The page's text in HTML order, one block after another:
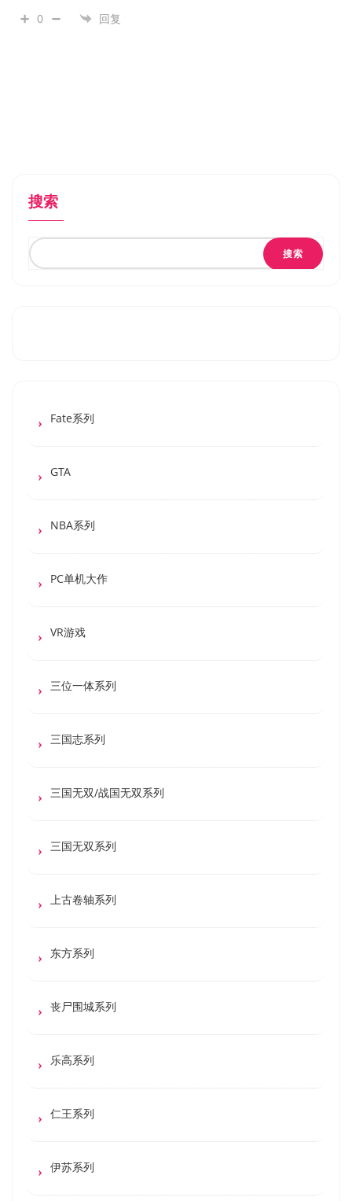
0 回复
搜索
搜索
Fate系列
GTA
NBA系列
PC单机大作
VR游戏
三位一体系列
三国志系列
三国无双/战国无双系列
三国无双系列
上古卷轴系列
东方系列
丧尸围城系列
乐高系列
仁王系列
伊苏系列